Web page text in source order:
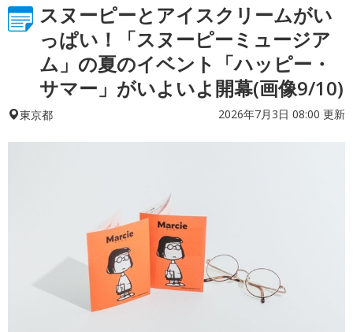
スヌーピーとアイスクリームがい
っぱい！「スヌーピーミュージア
ム」の夏のイベント「ハッピー・
サマー」がいよいよ開幕(画像9/10)
東京都 2026年7月3日 08:00 更新